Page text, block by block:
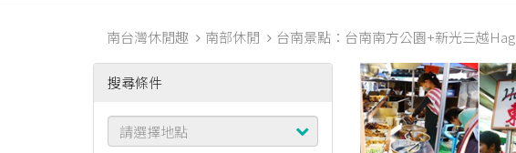
南台灣休閒趣 南部休閒 台南景點：台南南方公園+新光三越
搜尋條件